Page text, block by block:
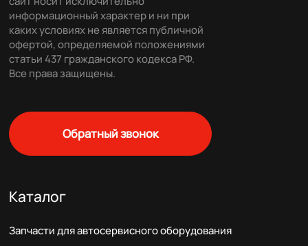
информационный характер и ни при
каких условиях не является публичной
офертой, определяемой положениями
статьи 437 гражданского кодекса РФ.
Все права защищены.
Обратный звонок
Каталог
Запчасти для автосервисного оборудования